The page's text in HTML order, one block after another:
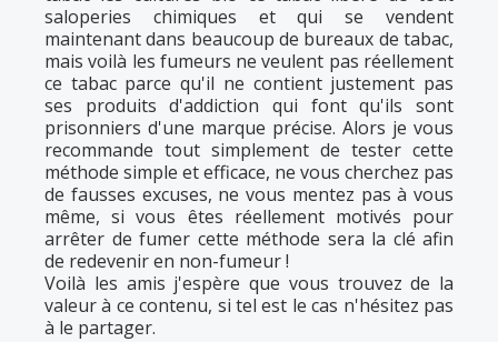
saloperies chimiques et qui se vendent
maintenant dans beaucoup de bureaux de tabac,
mais voilà les fumeurs ne veulent pas réellement
ce tabac parce qu'il ne contient justement pas
ses produits d'addiction qui font qu'ils sont
prisonniers d'une marque précise. Alors je vous
recommande tout simplement de tester cette
méthode simple et efficace, ne vous cherchez pas
de fausses excuses, ne vous mentez pas à vous
même, si vous êtes réellement motivés pour
arrêter de fumer cette méthode sera la clé afin
de redevenir en non-fumeur !
Voilà les amis j'espère que vous trouvez de la
valeur à ce contenu, si tel est le cas n'hésitez pas
à le partager.